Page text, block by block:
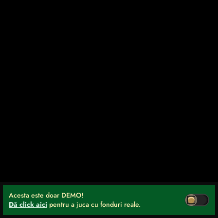
Acesta este doar DEMO!
Dă click aici pentru a juca cu fonduri reale.